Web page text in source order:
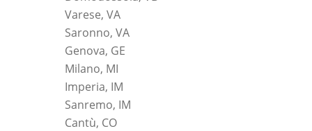
Varese, VA
Saronno, VA
Genova, GE
Milano, MI
Imperia, IM
Sanremo, IM
Cantù, CO